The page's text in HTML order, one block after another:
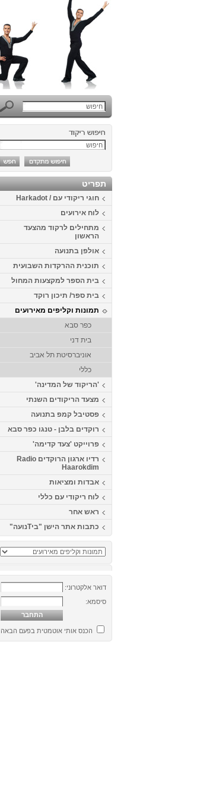
תפריט
חוגי ריקודי עם / Harkadot
לוח אירועים
מתחילים לרקוד מהצעד
הראשון
אולפן בתנועה
תוכנית ההרקדות השבועית
בית הספר למקצעות המחול
בית ספר/ תיכון רוקד
תמונות וקליפים מאירועים
כפר סבא
בית דני
אוניברסיטת תל אביב
כללי
'הריקוד של המדינה'
מצעד הריקודים השנתי
פסטיבל קמפ בתנועה
רוקדים בלבן - טנגו כפר סבא
פרוייקט 'צעד קדימה'
רדיו ארגון הרוקדים Radio
Haarokdim
אבדות ומציאות
לוח ריקודי עם כללי
ראש אחר
כתבות אתר הישן "ביTנועה"
דואר אלקטרוני:
סיסמא:
הכנס אותי אוטמטית בפעם הבאה